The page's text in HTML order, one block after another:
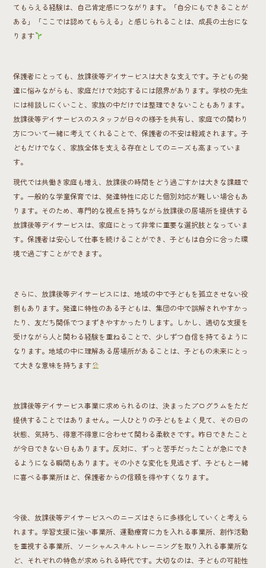
てもらえる経験は、自己肯定感につながります。「自分にもできることが
ある」「ここでは認めてもらえる」と感じられることは、成長の土台にな
ります
保護者にとっても、放課後等デイサービスは大きな支えです。子どもの発
達に悩みながらも、家庭だけで対応するには限界があります。学校の先生
には相談しにくいこと、家族の中だけでは整理できないこともあります。
放課後等デイサービスのスタッフが日々の様子を共有し、家庭での関わり
方について一緒に考えてくれることで、保護者の不安は軽減されます。子
どもだけでなく、家族全体を支える存在としてのニーズも高まっていま
す。
現代では共働き家庭も増え、放課後の時間をどう過ごすかは大きな課題で
す。一般的な学童保育では、発達特性に応じた個別対応が難しい場合もあ
ります。そのため、専門的な視点を持ちながら放課後の居場所を提供する
放課後等デイサービスは、家庭にとって非常に重要な選択肢となっていま
す。保護者は安心して仕事を続けることができ、子どもは自分に合った環
境で過ごすことができます。
さらに、放課後等デイサービスには、地域の中で子どもを孤立させない役
割もあります。発達に特性のある子どもは、集団の中で誤解されやすかっ
たり、友だち関係でつまずきやすかったりします。しかし、適切な支援を
受けながら人と関わる経験を重ねることで、少しずつ自信を持てるように
なります。地域の中に理解ある居場所があることは、子どもの未来にとっ
て大きな意味を持ちます
放課後等デイサービス事業に求められるのは、決まったプログラムをただ
提供することではありません。一人ひとりの子どもをよく見て、その日の
状態、気持ち、得意不得意に合わせて関わる柔軟さです。昨日できたこと
が今日できない日もあります。反対に、ずっと苦手だったことが急にでき
るようになる瞬間もあります。その小さな変化を見逃さず、子どもと一緒
に喜べる事業所ほど、保護者からの信頼を得やすくなります。
今後、放課後等デイサービスへのニーズはさらに多様化していくと考えら
れます。学習支援に強い事業所、運動療育に力を入れる事業所、創作活動
を重視する事業所、ソーシャルスキルトレーニングを取り入れる事業所な
ど、それぞれの特色が求められる時代です。大切なのは、子どもの可能性